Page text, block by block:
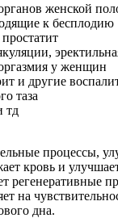
женской
к бесплодию
у женщин
и другие
таза
тд
процессы,
кровь и
регенеративные
на
дна.